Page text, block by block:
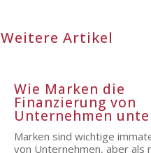
Weitere Artikel
Wie Marken die
Finanzierung von
Unternehmen
Marken sind wichtige
von Unternehmen, aber als